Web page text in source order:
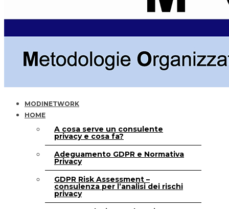
MODINETWORK
HOME
A cosa serve un consulente
privacy e cosa fa?
Adeguamento GDPR e Normativa
Privacy
GDPR Risk Assessment –
consulenza per l’analisi dei rischi
privacy